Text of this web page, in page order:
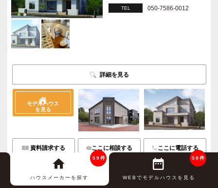
TEL 050-7586-0012
お気に入り
詳細を見る
モデルハウス
を見る
資料請求する ここに相談する ここに電話する
ハウスメーカーを探す
59件
WEBでモデルハウスを見る
58件